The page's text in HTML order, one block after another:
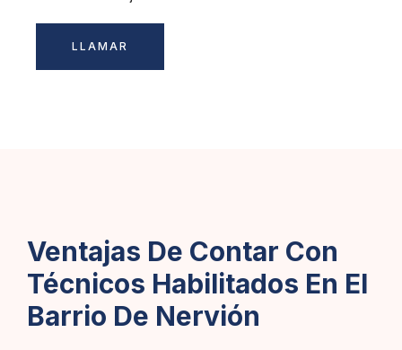
LLAMAR
Ventajas De Contar Con
Técnicos Habilitados En El
Barrio De Nervión